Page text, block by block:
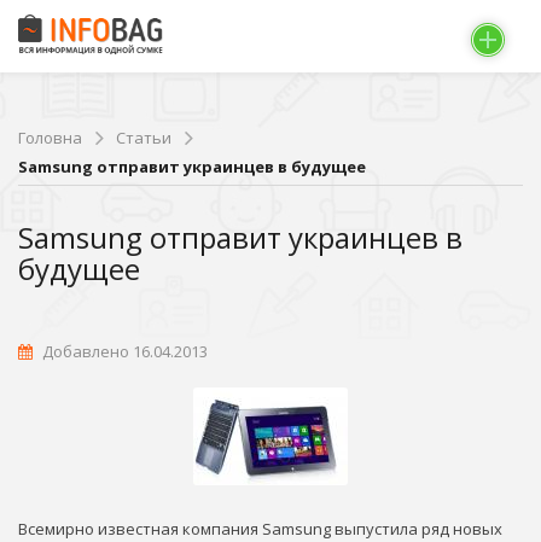
Головна
Статьи
Samsung отправит украинцев в будущее
Samsung отправит украинцев в
будущее
Добавлено 16.04.2013
Всемирно известная компания Samsung выпустила ряд новых